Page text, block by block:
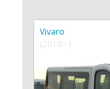
Vivaro
(2010 - )